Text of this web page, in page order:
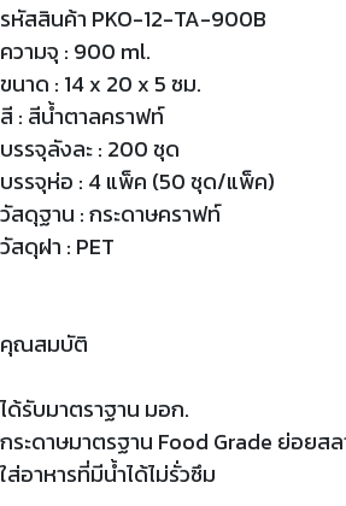
รหัสสินค้า PKO-12-TA-900B
ความจุ : 900 ml.
ขนาด : 14 x 20 x 5 ซม.
สี : สีน้ำตาลคราฟท์
บรรจุลังละ : 200 ชุด
บรรจุห่อ : 4 แพ็ค (50 ชุด/แพ็ค)
วัสดุฐาน : กระดาษคราฟท์
วัสดุฝา : PET
คุณสมบัติ
ได้รับมาตราฐาน มอก.
กระดาษมาตรฐาน Food Grade ย่อยส
ใส่อาหารที่มีน้ำได้ไม่รั่วซึม